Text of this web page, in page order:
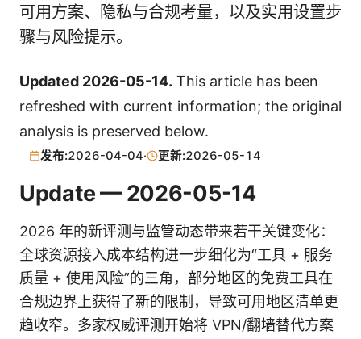
可用方案、隐私与合规考量，以及实用设置步
骤与风险提示。
Updated 2026-05-14. This article has been
refreshed with current information; the original
analysis is preserved below.
发布:2026-04-04· 更新:2026-05-14
Update — 2026-05-14
2026 年的新评测与监管动态带来若干关键变化：
全球资源接入成本结构进一步细化为“工具 + 服务
质量 + 使用风险”的三角，部分地区的免费工具在
合规边界上获得了新的限制，导致可用地区清单更
趋收窄。多家权威评测开始将 VPN/翻墙替代方案